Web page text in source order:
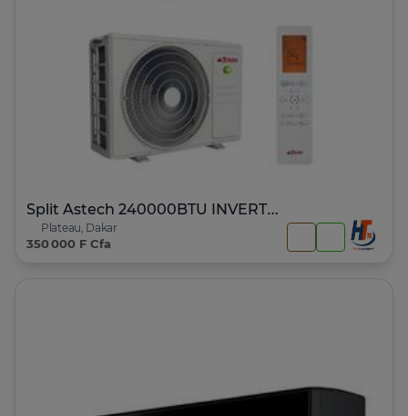
Split Astech 240000BTU INVERTER +wifi 24BTF11
Plateau, Dakar
350 000 F Cfa